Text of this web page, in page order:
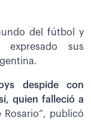
del fútbol y
sus
despide con
quien falleció a
publicó